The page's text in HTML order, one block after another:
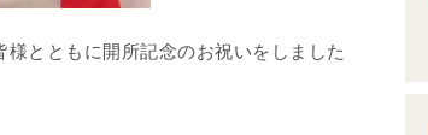
とともに開所記念のお祝いをしました